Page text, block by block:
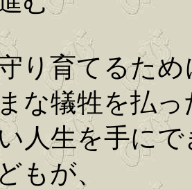
り育てるた
な犠牲を払っ
人生を手に
もが、